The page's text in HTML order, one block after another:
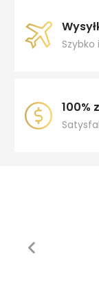
Szybko
100%